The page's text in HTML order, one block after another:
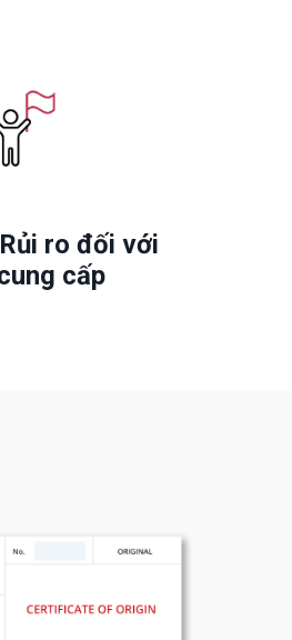
ro đối với
cấp